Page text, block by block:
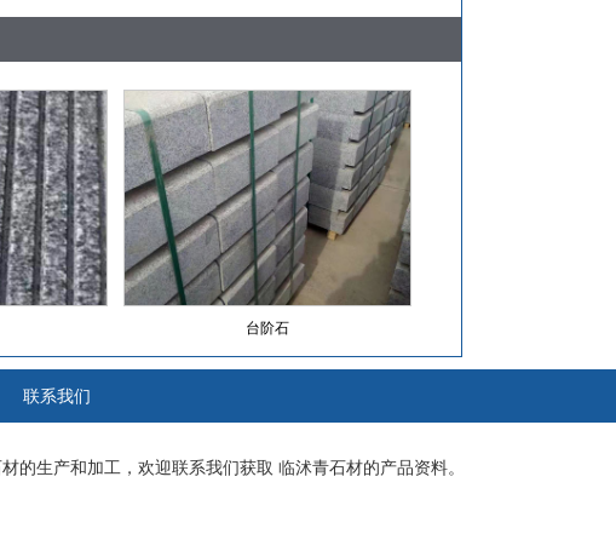
台阶石
联系我们
的生产和加工，欢迎联系我们获取 临沭青石材的产品资料。